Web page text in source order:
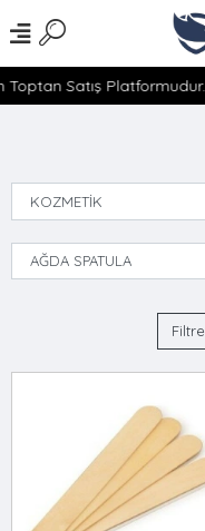
Satış Platformudur.